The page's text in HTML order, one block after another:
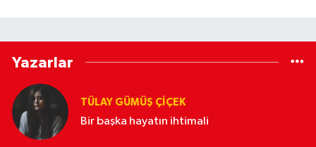
Yazarlar
TÜLAY GÜMÜŞ ÇIÇEK
Bir başka hayatın ihtimali